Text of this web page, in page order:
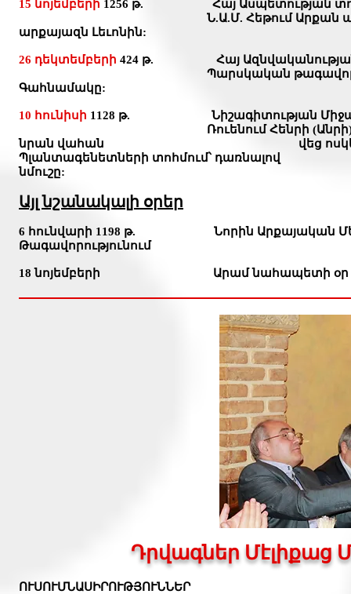
15 նոյեմբերի 1256 թ. Հայ Ասպետության
Ն.Ա.Մ. Հեթում Արքան
արքայազն Լեւոնին:
26 դեկտեմբերի 424 թ. Հայ
Պարսկական թագավորական
Գահնամակը:
10 հունիսի 1128 թ. Նիշագիտության
Ռուենում Հենրի (Անրի) Ա
նրան վահան վեց ոսկե
Պլանտագենետների տոհմում՝
նմուշը:
Այլ նշանակալի օրեր
6 հունվարի 1198 թ. Նորին Արքայական
Թագավորությունում
18 նոյեմբերի Արամ նահապետի օր
Դրվագներ Մէլիքաց
ՈՒՍՈՒՄՆԱՍԻՐՈՒԹՅՈՒՆՆԵՐ